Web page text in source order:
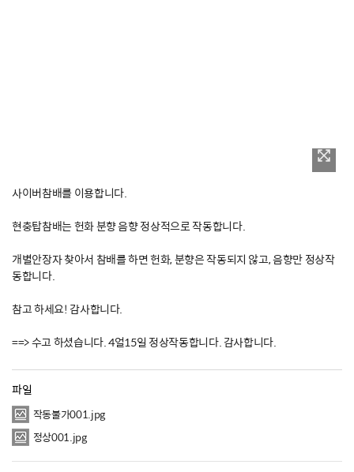
사이버참배를 이용합니다.
현충탑참배는 헌화 분향 음향 정상적으로 작동합니다.
개별안장자 찾아서 참배를 하면 헌화, 분향은 작동되지 않고, 음향만 정상작
동합니다.
참고 하세요! 감사합니다.
==> 수고 하셨습니다. 4얼15일 정상작동합니다. 감사합니다.
파일
작동불가001.jpg
정상001.jpg